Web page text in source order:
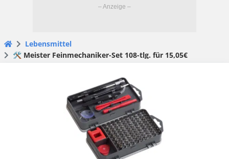
Lebensmittel
🛠️ Meister Feinmechaniker-Set 108-tlg. für 15,05€